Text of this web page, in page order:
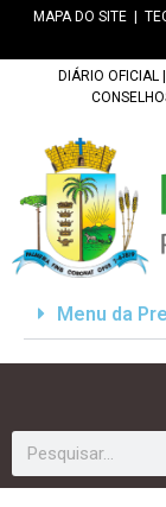
MAPA DO SITE
DIÁRIO OFICIAL
Menu da